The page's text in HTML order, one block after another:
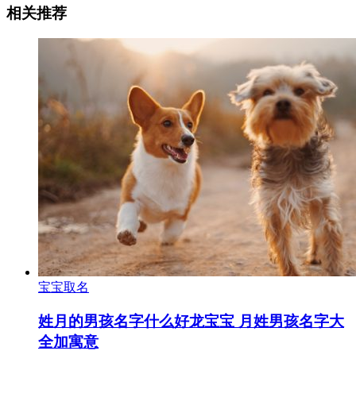
相关推荐
宝宝取名
姓月的男孩名字什么好龙宝宝 月姓男孩名字大
全加寓意